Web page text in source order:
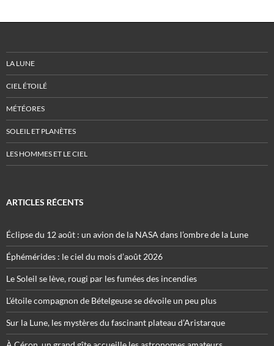
LA LUNE
CIEL ÉTOILÉ
MÉTÉORES
SOLEIL ET PLANÈTES
LES HOMMES ET LE CIEL
ARTICLES RÉCENTS
Éclipse du 12 août : un avion de la NASA dans l’ombre de la Lune
Éphémérides : le ciel du mois d’août 2026
Le Soleil se lève, rougi par les fumées des incendies
L’étoile compagnon de Bételgeuse se dévoile un peu plus
Sur la Lune, les mystères du fascinant plateau d’Aristarque